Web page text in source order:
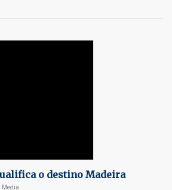
o destino Madeira
Media